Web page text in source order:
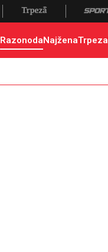
RazonodaNajženaTrpeza